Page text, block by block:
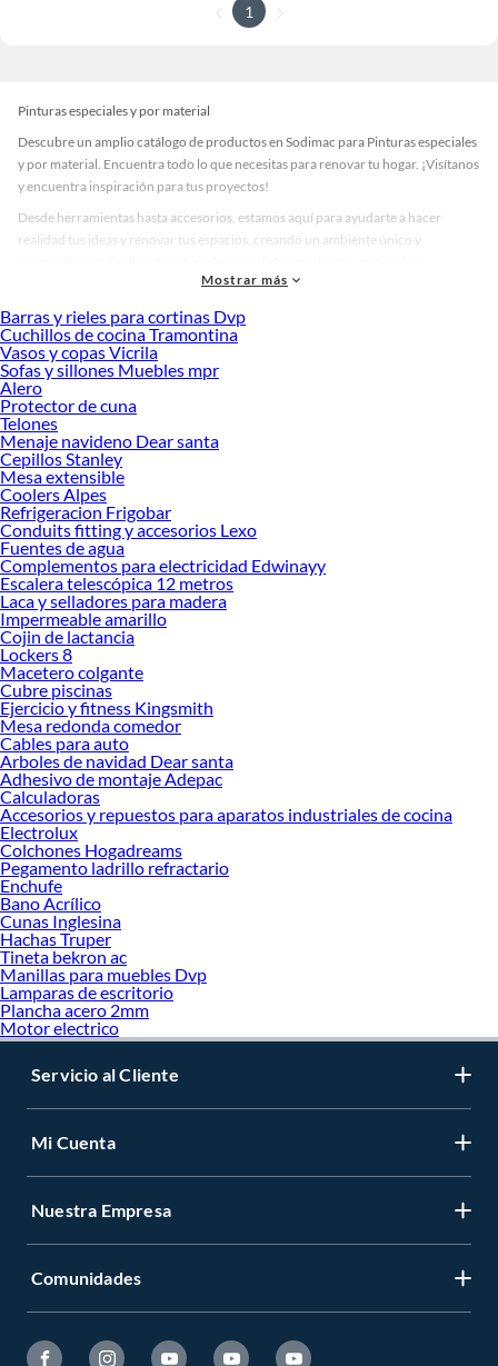
1
Pinturas especiales y por material
Descubre un amplio catálogo de productos en Sodimac para Pinturas especiales
y por material. Encuentra todo lo que necesitas para renovar tu hogar. ¡Visítanos
y encuentra inspiración para tus proyectos!
Desde herramientas hasta accesorios, estamos aquí para ayudarte a hacer
realidad tus ideas y renovar tus espacios, creando un ambiente único y
accesorios de calidad que te ayudarán a crear un espacio más tú.
Desde remodelaciones hasta proyectos de decoración, estamos aquí para hacer
tus ideas realidad. ¡Visítanos y encuentra todo lo que tenemos para ofrecerte en
Pinturas especiales y por material!
Explora la variedad de productos de Pinturas especiales y por material
en Sodimac
Herramientas, materiales y accesorios de calidad para tus proyectos y
renovación de espacios. ¡Visítanos y descubre todo lo que tenemos para
ofrecerte!
Encuentra una amplia variedad de productos de Pinturas especiales y por
material en Sodimac. Encuentra todo lo necesario para tus proyectos de
renovación y decoración. ¡Visítanos y haz tus ideas realidad!
Mostrar más
Barras y rieles para cortinas Dvp
Cuchillos de cocina Tramontina
Vasos y copas Vicrila
Sofas y sillones Muebles mpr
Alero
Protector de cuna
Telones
Menaje navideno Dear santa
Cepillos Stanley
Mesa extensible
Coolers Alpes
Refrigeracion Frigobar
Conduits fitting y accesorios Lexo
Fuentes de agua
Complementos para electricidad Edwinayy
Escalera telescópica 12 metros
Laca y selladores para madera
Impermeable amarillo
Cojin de lactancia
Lockers 8
Macetero colgante
Cubre piscinas
Ejercicio y fitness Kingsmith
Mesa redonda comedor
Cables para auto
Arboles de navidad Dear santa
Adhesivo de montaje Adepac
Calculadoras
Accesorios y repuestos para aparatos industriales de cocina
Electrolux
Colchones Hogadreams
Pegamento ladrillo refractario
Enchufe
Bano Acrílico
Cunas Inglesina
Hachas Truper
Tineta bekron ac
Manillas para muebles Dvp
Lamparas de escritorio
Plancha acero 2mm
Motor electrico
Servicio al Cliente
Mi Cuenta
Nuestra Empresa
Comunidades